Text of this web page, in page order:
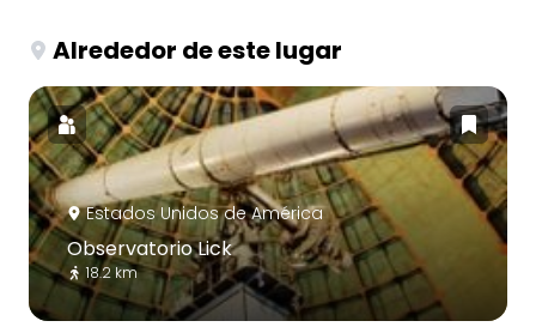
Alrededor de este lugar
Estados Unidos de América
Observatorio Lick
18.2 km